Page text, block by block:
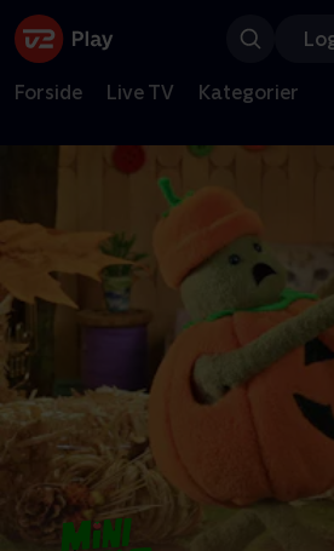
Forside Live TV Kategorier